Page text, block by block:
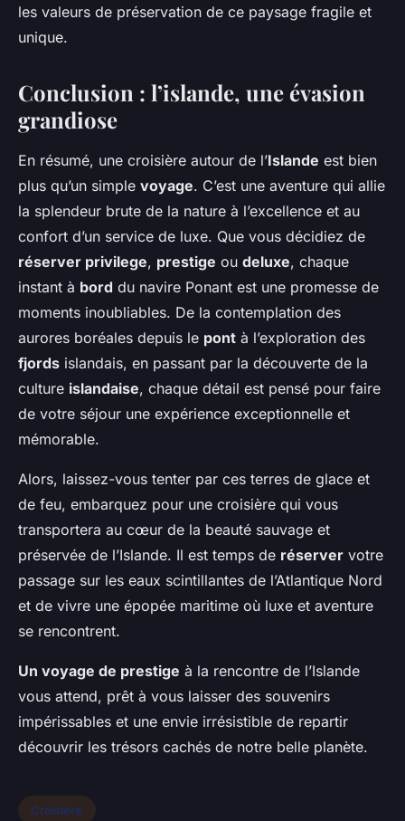
les valeurs de préservation de ce paysage fragile et
unique.
Conclusion : l’islande, une évasion
grandiose
En résumé, une croisière autour de l’Islande est bien
plus qu’un simple voyage. C’est une aventure qui allie
la splendeur brute de la nature à l’excellence et au
confort d’un service de luxe. Que vous décidiez de
réserver privilege, prestige ou deluxe, chaque
instant à bord du navire Ponant est une promesse de
moments inoubliables. De la contemplation des
aurores boréales depuis le pont à l’exploration des
fjords islandais, en passant par la découverte de la
culture islandaise, chaque détail est pensé pour faire
de votre séjour une expérience exceptionnelle et
mémorable.
Alors, laissez-vous tenter par ces terres de glace et
de feu, embarquez pour une croisière qui vous
transportera au cœur de la beauté sauvage et
préservée de l’Islande. Il est temps de réserver votre
passage sur les eaux scintillantes de l’Atlantique Nord
et de vivre une épopée maritime où luxe et aventure
se rencontrent.
Un voyage de prestige à la rencontre de l’Islande
vous attend, prêt à vous laisser des souvenirs
impérissables et une envie irrésistible de repartir
découvrir les trésors cachés de notre belle planète.
Croisière